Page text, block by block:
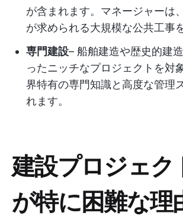
が含まれます。マネージャーは
が求められる大規模な公共工事
専門建設– 船舶建造や歴史的建
ったニッチなプロジェクトを対
界特有の専門知識と高度な管理
れます。
建設プロジェク
が特に困難な理